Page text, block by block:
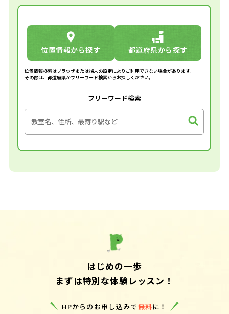
位置情報から探す 都道府県から探す
位置情報検索はブラウザまたは端末の設定によりご利用できない場合があります。
その際は、都道府県かフリーワード検索からお探しください。
フリーワード検索
はじめの一歩
まずは特別な体験レッスン！
HPからのお申し込みで無料に！